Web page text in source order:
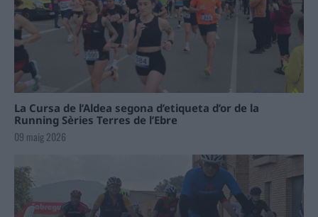
La Cursa de l’Aldea segona d’etiqueta d’or de la
Running Sèries Terres de l’Ebre
09 maig 2026